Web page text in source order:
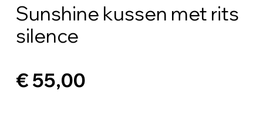
Sunshine kussen met rits
silence
€ 55,00